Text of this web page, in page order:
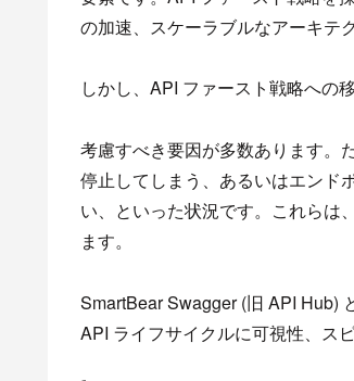
の加速、スケーラブルなアーキテ
しかし、API ファースト戦略への
考慮すべき要因が多数あります。
停止してしまう、あるいはエンド
い、といった状況です。これらは
ます。
SmartBear Swagger (旧 API Hub)
API ライフサイクルに可視性、ス